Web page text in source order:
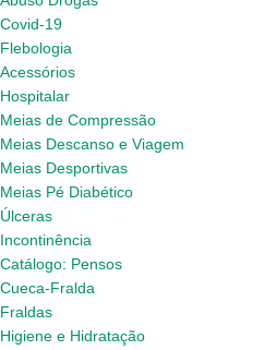
Covid-19
Flebologia
Acessórios
Hospitalar
Meias de Compressão
Meias Descanso e Viagem
Meias Desportivas
Meias Pé Diabético
Úlceras
Incontinência
Catálogo: Pensos
Cueca-Fralda
Fraldas
Higiene e Hidratação